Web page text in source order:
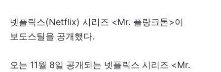
넷플릭스(Netflix) 시리즈 <Mr. 플랑크톤>이
보도스틸을 공개했다.
오는 11월 8일 공개되는 넷플릭스 시리즈 <Mr.